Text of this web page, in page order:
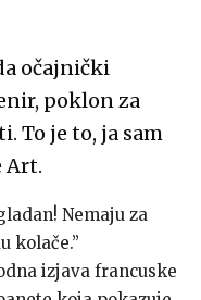
očajnički
poklon za
To je to, ja sam
Art.
Nemaju za
kolače.”
izjava francuske